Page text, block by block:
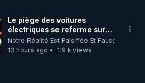
MAGAZINE
numéros que vous avez
Le piège des voitures
électriques se referme sur
les usagers !
Notre Réalité Est Falsifiée Et Fausse
13 hours ago
1.9 k views